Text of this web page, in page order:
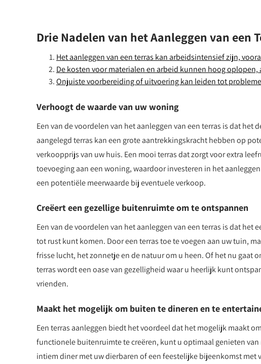
Drie Nadelen van het Aanleggen van een
Het aanleggen van een terras kan arbeidsintensief zijn,
De kosten voor materialen en arbeid kunnen hoog
Onjuiste voorbereiding of uitvoering kan leiden tot
Verhoogt de waarde van uw woning
Een van de voordelen van het aanleggen van een terras is dat
aangelegd terras kan een grote aantrekkingskracht hebben op
verkoopprijs van uw huis. Een mooi terras dat zorgt voor extra
toevoeging aan een woning, waardoor investeren in het
een potentiële meerwaarde bij eventuele verkoop.
Creëert een gezellige buitenruimte om te ontspannen
Een van de voordelen van het aanleggen van een terras is dat
tot rust kunt komen. Door een terras toe te voegen aan uw tuin,
frisse lucht, het zonnetje en de natuur om u heen. Of het nu gaat
terras wordt een oase van gezelligheid waar u heerlijk kunt
vrienden.
Maakt het mogelijk om buiten te dineren en te
Een terras aanleggen biedt het voordeel dat het mogelijk maakt
functionele buitenruimte te creëren, kunt u optimaal genieten
intiem diner met uw dierbaren of een feestelijke bijeenkomst met